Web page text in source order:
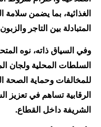
الغذائية، بما يضمن
المتبادلة بين التاجر
وفي السياق ذاته، نوه
السلطات المحلية ولجان
للمخالفات وحماية الصحة
الرقابية تساهم في تعزيز
الشريفة داخل القطاع.